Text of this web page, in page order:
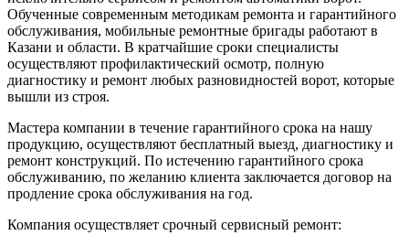
Обученные современным методикам ремонта и гарантийного
обслуживания, мобильные ремонтные бригады работают в
Казани и области. В кратчайшие сроки специалисты
осуществляют профилактический осмотр, полную
диагностику и ремонт любых разновидностей ворот, которые
вышли из строя.
Мастера компании в течение гарантийного срока на нашу
продукцию, осуществляют бесплатный выезд, диагностику и
ремонт конструкций. По истечению гарантийного срока
обслуживанию, по желанию клиента заключается договор на
продление срока обслуживания на год.
Компания осуществляет срочный сервисный ремонт: